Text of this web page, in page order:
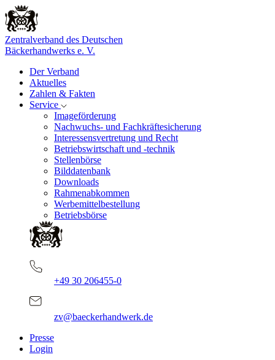
Zentralverband des Deutschen
Bäckerhandwerks e. V.
Der Verband
Aktuelles
Zahlen & Fakten
Service
Imageförderung
Nachwuchs- und Fachkräftesicherung
Interessensvertretung und Recht
Betriebswirtschaft und -technik
Stellenbörse
Bilddatenbank
Downloads
Rahmenabkommen
Werbemittelbestellung
Betriebsbörse
+49 30 206455-0
zv@baeckerhandwerk.de
Presse
Login